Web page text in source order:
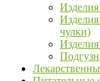
чулки)